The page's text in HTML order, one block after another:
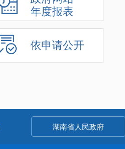
年度报表
依申请公开
湖南省人民政府